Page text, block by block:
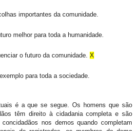
importantes da comunidade.
melhor para toda a humanidade.
o futuro da comunidade. X
para toda a sociedade.
é a que se segue. Os homens que são
têm direito à cidadania completa e são
nos demos quando completam